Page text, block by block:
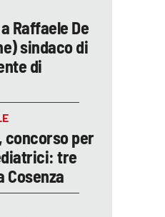
Raffaele De
sindaco di
di
concorso per
tre
Cosenza